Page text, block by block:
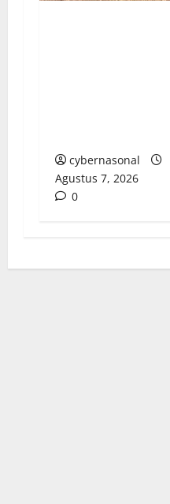
cybernasonal
Agustus 7, 2026
0